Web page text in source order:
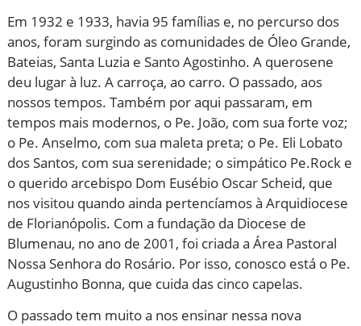
Em 1932 e 1933, havia 95 famílias e, no percurso dos
anos, foram surgindo as comunidades de Óleo Grande,
Bateias, Santa Luzia e Santo Agostinho. A querosene
deu lugar à luz. A carroça, ao carro. O passado, aos
nossos tempos. Também por aqui passaram, em
tempos mais modernos, o Pe. João, com sua forte voz;
o Pe. Anselmo, com sua maleta preta; o Pe. Eli Lobato
dos Santos, com sua serenidade; o simpático Pe.Rock e
o querido arcebispo Dom Eusébio Oscar Scheid, que
nos visitou quando ainda pertencíamos à Arquidiocese
de Florianópolis. Com a fundação da Diocese de
Blumenau, no ano de 2001, foi criada a Área Pastoral
Nossa Senhora do Rosário. Por isso, conosco está o Pe.
Augustinho Bonna, que cuida das cinco capelas.
O passado tem muito a nos ensinar nessa nova